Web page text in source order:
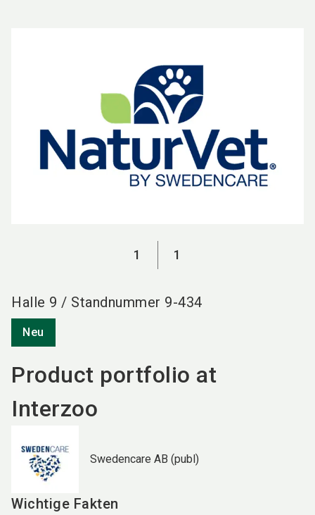
1 1
Halle 9 / Standnummer 9-434
Neu
Product portfolio at
Interzoo
Swedencare AB (publ)
Wichtige Fakten